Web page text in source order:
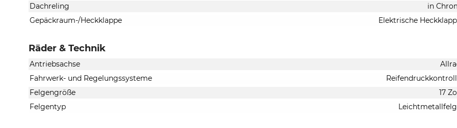
Dachreling
in
Gepäckraum-/Heckklappe
Elektrische
Räder & Technik
Antriebsachse
Fahrwerk- und Regelungssysteme
Felgengröße
17
Felgentyp